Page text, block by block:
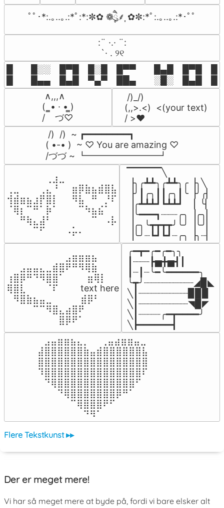
ﾟﾟ･*:.｡..｡.:*ﾟ:*:✼✿ ❁ཻུ۪۪⸙͎ ✿✼:*ﾟ:.｡..｡.:*･ﾟﾟ
⠀:¨ ·.· ¨:⠀
⠀ `· . ୨୧⠀
█  █░░ █▀█ █░█ █▀▀  █▄█ █▀█
█  █▄▄ █▄█ ▀▄▀ ██▄  ░█░ █▄█
∧,,,∧
(  ̳• · • ̳)
/    づ♡
/)_/)
(,,>.<)  <(your text)
/ >❤️
/)  /)  ~ ┏━━━━━━━━┓
( •-• )  ~ ♡ You are amazing ♡
/づづ ~ ┗━━━━━━━━┛
⠀⠀⠀⠀⠀⠀⢀⣰⣀⠀⠀⠀⠀⠀⠀⠀⠀
⢀⣀⠀⠀⠀⢀⣄⠘⠀⠀⣶⡿⣷⣦⣾⣿⣧
⢺⣾⣶⣦⣰⡟⣿⡇⠀⠀⠻⣧⠀⠛⠀⡘⠏
⠈⢿⡆⠉⠛⠁⡷⠁⠀⠀⠀⠉⠳⣦⣮⠁⠀
⠀⠀⠛⢷⣄⣼⠃⠀⠀⠀⠀⠀⠀⠉⠀⠠⡧
⠀⠀⠀⠀⠉⠋⠀⠀⠀⠠⡥⠄⠀⠀⠀⠀⠀
▔▔▔▔▔╲
▕╮╭┻┻╮╭┻┻╮╭▕╮╲
▕╯┃╭╮┃┃╭╮┃╰▕╯╭▏
▕╭┻┻┻┛┗┻┻┛  ▕  ╰▏
▕╰━━━┓┈┈┈╭╮▕╭╮▏
▕╭╮╰┳┳┳┳╯╰╯▕╰╯▏
▕╰╯┈┗┛┗┛┈╭╮▕╮┈▏
⠀⠀⠀⠀⠀⠀⠀⠀⠀⣠⣶⣶⣶⣦⠀⠀
⠀⠀⣠⣤⣤⣄⣀⣾⣿⠟⠛⠻⢿⣷⠀
⢰⣿⡿⠛⠙⠻⣿⣿⠁⠀⠀ ⠀⣶⢿⡇
⢿⣿⣇⠀⠀⠀⠈⠏⠀⠀⠀ text here
⠀⠻⣿⣷⣦⣤⣀⠀⠀⠀ ⠀⣾⡿⠃⠀
⠀⠀⠀⠀⠉⠉⠻⣿⣄⣴⣿⠟⠀⠀⠀
⠀⠀⠀⠀⠀⠀⠀⠀⣿⡿⠟⠁⠀⠀⠀
╭━┳━╭━╭━╮╮
┃┈┈┈┣▅╋▅┫┃
┃┈┃┈╰━╰━━━━━━╮
╰┳╯┈┈┈┈┈┈┈┈┈◢▉◣
╲┃┈┈┈┈┈┈┈┈┈▉▉▉
╲┃┈┈┈┈┈┈┈┈┈◥▉◤
╲┃┈┈┈┈╭━┳━━━━╯
╲┣━━━━━━┫﻿
⠀⣠⣤⣶⣶⣦⣄⡀  ⠀⢀⣤⣴⣶⣶⣤⣀⠀
⣼⣿⣿⣿⣿⣿⣿⣷⣤⣾⣿⣿⣿⣿⣿⣿⣧
⣿⣿⣿⣿⣿⣿⣿⣿⣿⣿⣿⣿⣿⣿⣿⣿⣿
⠹⣿⣿⣿⣿⣿⣿⣿⣿⣿⣿⣿⣿⣿⣿⣿⠏
⠀⠙⢿⣿⣿⣿⣿⣿⣿⣿⣿⣿⣿⣿⣿⠋⠀
⠀⠀⠀⠙⢿⣿⣿⣿⣿⣿⣿⣿⡿⠛⠁⠀⠀
⠀⠀⠀⠀⠀⠉⢿⣿⣿⣿⠟⠋⠀⠀⠀⠀⠀
⠀⠀⠀⠀⠀⠀⠀⠙⠻⠁⠀⠀⠀⠀⠀⠀⠀⠀⠀⠀⠀⠀⠀
Flere Tekstkunst ▸▸
Der er meget mere!
Vi har så meget mere at byde på, fordi vi bare elsker alt